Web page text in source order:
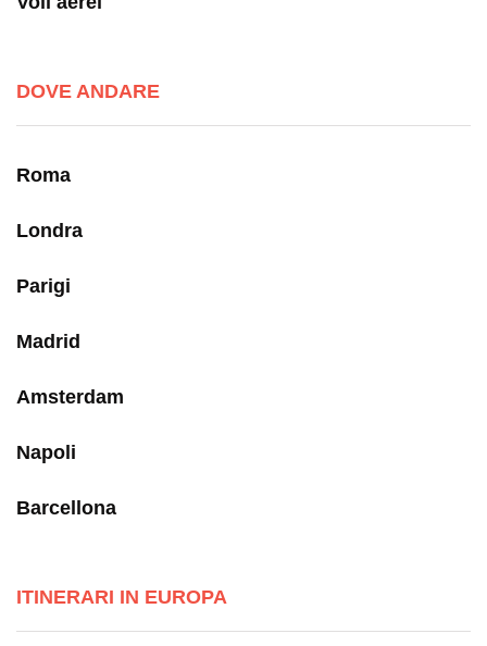
DOVE ANDARE
Roma
Londra
Parigi
Madrid
Amsterdam
Napoli
Barcellona
ITINERARI IN EUROPA